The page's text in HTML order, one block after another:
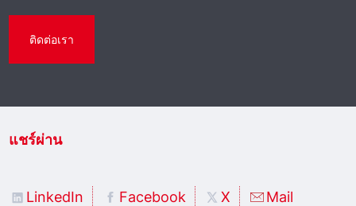
ติดต่อเรา
แชร์ผ่าน
LinkedIn Facebook X Mail